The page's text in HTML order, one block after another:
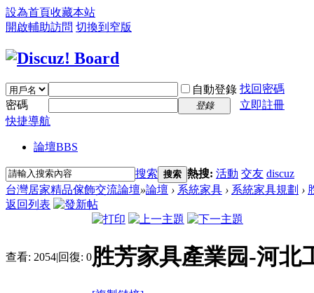
設為首頁收藏本站
開啟輔助訪問 切換到窄版
自動登錄 找回密碼
密碼
登錄
立即註冊
快捷導航
論壇BBS
搜索 搜索 熱搜: 活動 交友 discuz
台灣居家精品傢飾交流論壇»論壇 › 系統家具 › 系統家具規劃 ›
返回列表
查看: 2054|回復: 0胜芳家具產業园-河北